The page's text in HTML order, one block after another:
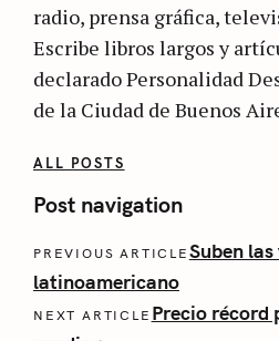
radio, prensa gráfica,
Escribe libros largos y
declarado Personalidad
de la Ciudad de Buenos
ALL POSTS
Post navigation
PREVIOUS ARTICLE Suben
latinoamericano
NEXT ARTICLE Precio récord